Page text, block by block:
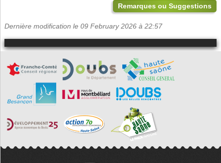
Remarques ou Suggestions
Dernière modification le 09 February 2026 à 22:57